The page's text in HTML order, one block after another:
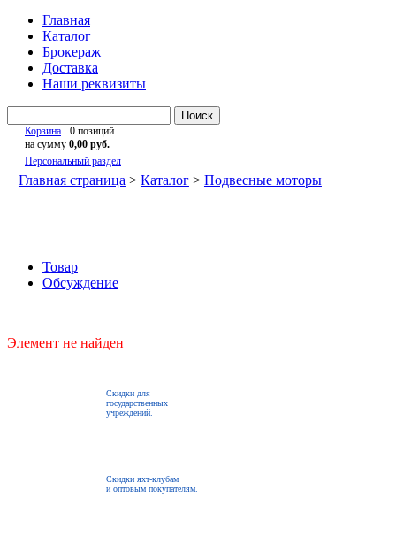
Главная
Каталог
Брокераж
Доставка
Наши реквизиты
Поиск
Корзина
0 позиций
на сумму 0,00 руб.
Персональный раздел
Главная страница > Каталог> Подвесные моторы
Товар
Обсуждение
Элемент не найден
Скидки для
государственных
учреждений.
Скидки яхт-клубам
и оптовым покупателям.